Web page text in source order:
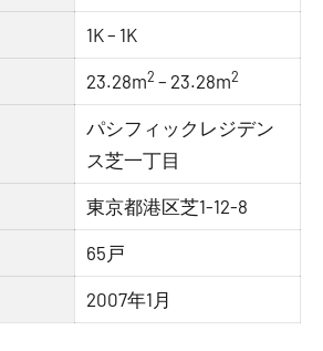
1K – 1K
23.28m2 – 23.28m2
パシフィックレジデン
ス芝一丁目
東京都港区芝1-12-8
65戸
2007年1月